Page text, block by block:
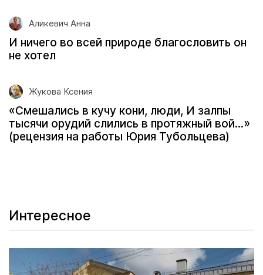
Аликевич Анна
И ничего во всей природе благословить он
не хотел
Жукова Ксения
«Смешались в кучу кони, люди, И залпы
тысячи орудий слились в протяжный вой...»
(рецензия на работы Юрия Тубольцева)
Интересное